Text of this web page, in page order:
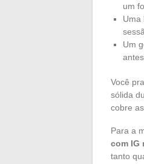
um
Uma
Um
Você
sólida
cobre
Para a
com IG
tanto